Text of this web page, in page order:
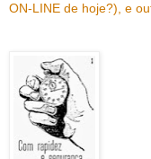
ON-LINE de hoje?), e